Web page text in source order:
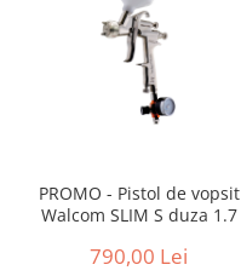
Sine de ghidare
Accesorii pentru maşini
Sistem de slefuit/polizat cu
Talpă de şlefuire şi paduri
PROMO - Pistol de vopsit
Walcom SLIM S duza 1.7
790,00 Lei